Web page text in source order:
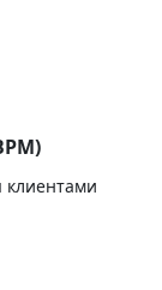
клиентами